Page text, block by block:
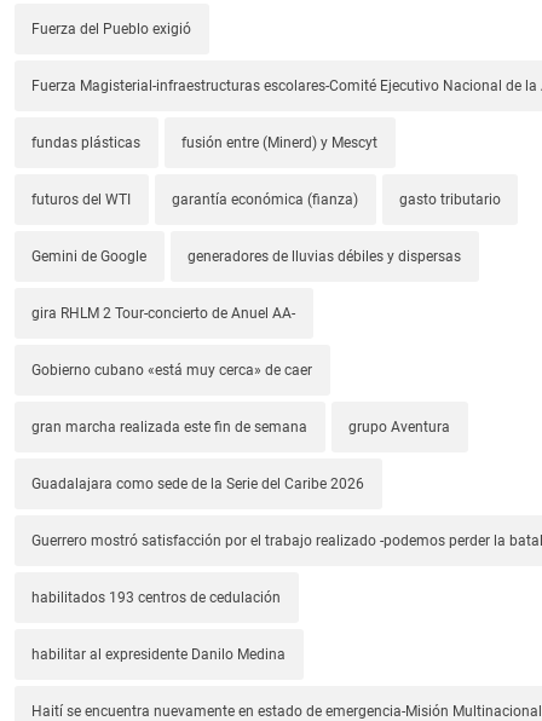
Fuerza del Pueblo exigió
Fuerza Magisterial-infraestructuras escolares-Comité Ejecutivo Nacional de la
fundas plásticas fusión entre (Minerd) y Mescyt
futuros del WTI garantía económica (fianza) gasto tributario
Gemini de Google generadores de lluvias débiles y dispersas
gira RHLM 2 Tour-concierto de Anuel AA-
Gobierno cubano «está muy cerca» de caer
gran marcha realizada este fin de semana grupo Aventura
Guadalajara como sede de la Serie del Caribe 2026
Guerrero mostró satisfacción por el trabajo realizado -podemos perder la
habilitados 193 centros de cedulación
habilitar al expresidente Danilo Medina
Haití se encuentra nuevamente en estado de emergencia-Misión